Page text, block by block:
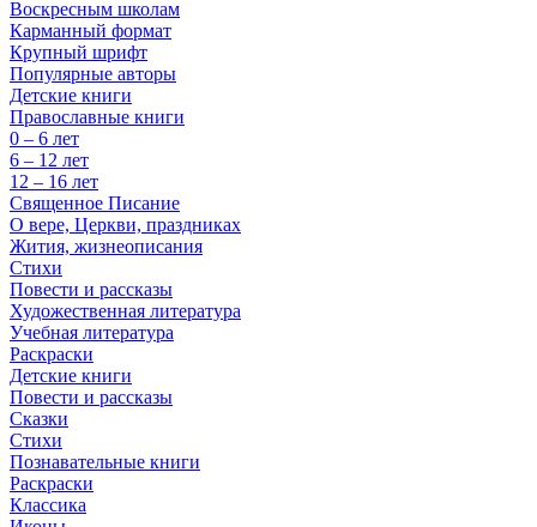
Воскресным школам
Карманный формат
Крупный шрифт
Популярные авторы
Детские книги
Православные книги
0 – 6 лет
6 – 12 лет
12 – 16 лет
Священное Писание
О вере, Церкви, праздниках
Жития, жизнеописания
Стихи
Повести и рассказы
Художественная литература
Учебная литература
Раскраски
Детские книги
Повести и рассказы
Сказки
Стихи
Познавательные книги
Раскраски
Классика